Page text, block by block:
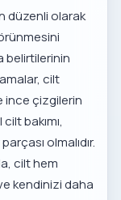
düzenli olarak
belirtilerinin
cilt
ince çizgilerin
bakımı,
olmalıdır.
cilt hem
kendinizi daha